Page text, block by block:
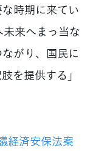
時期に来てい
未来へまっ当な
がり、国民に
を提供する」
経済安保法案